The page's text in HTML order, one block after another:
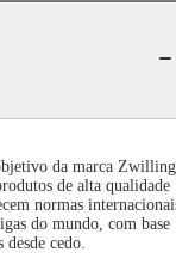
da marca Zwilling
de alta qualidade
normas
do mundo, com base
cedo.